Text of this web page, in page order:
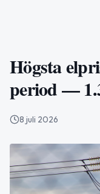
Högsta
period —
8 juli 2026